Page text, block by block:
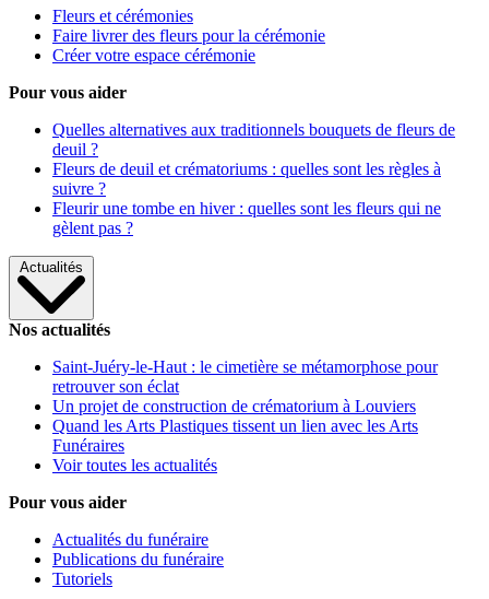
Fleurs et cérémonies
Faire livrer des fleurs pour la cérémonie
Créer votre espace cérémonie
Pour vous aider
Quelles alternatives aux traditionnels bouquets de fleurs de
deuil ?
Fleurs de deuil et crématoriums : quelles sont les règles à
suivre ?
Fleurir une tombe en hiver : quelles sont les fleurs qui ne
gèlent pas ?
Actualités
Nos actualités
Saint-Juéry-le-Haut : le cimetière se métamorphose pour
retrouver son éclat
Un projet de construction de crématorium à Louviers
Quand les Arts Plastiques tissent un lien avec les Arts
Funéraires
Voir toutes les actualités
Pour vous aider
Actualités du funéraire
Publications du funéraire
Tutoriels